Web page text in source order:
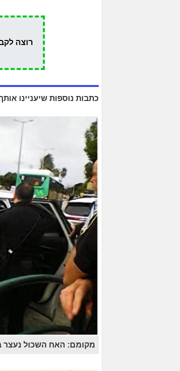
רוצה
כתבות נוספות שיעניינו
מקומם: האח השכול נעצר